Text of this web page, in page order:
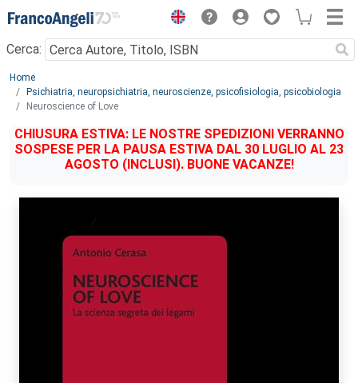
Menu
Cerca:
Main content
Home
Psichiatria, neuropsichiatria, neuroscienze, psicofisiologia, psicobiologia
Neuroscience of Love
CHIUSURA ESTIVA: LE NOSTRE SPEDIZIONI VERRANNO
SOSPESE PER LA PAUSA ESTIVA DAL 30 LUGLIO AL 23
AGOSTO (INCLUSI). BUONE VACANZE!